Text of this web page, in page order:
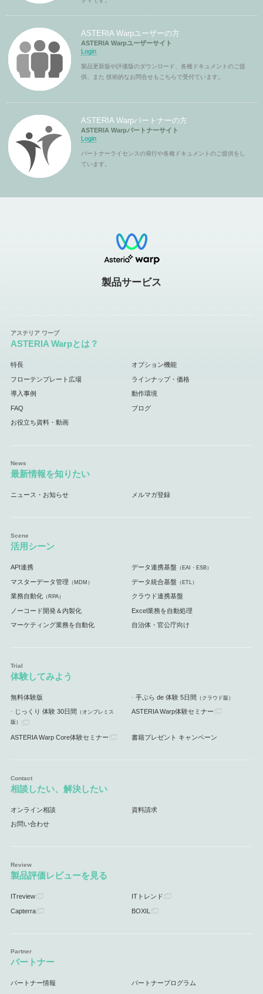
ASTERIA Warpユーザーの方
ASTERIA Warpユーザーサイト
Login
製品更新版や評価版のダウンロード、各種ドキュメントのご提
供、また 技術的なお問合せもこちらで受付ています。
ASTERIA Warpパートナーの方
ASTERIA Warpパートナーサイト
Login
パートナーライセンスの発行や各種ドキュメントのご提供をし
ています。
製品サービス
ASTERIA Warpとは？
特長 オプション機能
フローテンプレート広場 ラインナップ・価格
導入事例 動作環境
FAQ ブログ
お役立ち資料・動画
最新情報を知りたい
ニュース・お知らせ メルマガ登録
活用シーン
API連携 データ連携基盤 （EAI・ESB）
マスターデータ管理 （MDM） データ統合基盤 （ETL）
業務自動化（RPA） クラウド連携基盤
ノーコード開発＆内製化 Excel業務を自動処理
マーケティング業務を自動化 自治体・官公庁向け
体験してみよう
無料体験版 手ぶら de 体験 5日間 （クラウド版）
じっくり 体験 30日間 （オンプレミス
版）
ASTERIA Warp体験セミナー
ASTERIA Warp Core体験セミナー 書籍プレゼント キャンペーン
相談したい、解決したい
オンライン相談 資料請求
お問い合わせ
製品評価レビューを見る
ITreview ITトレンド
Capterra BOXIL
パートナー
パートナー情報 パートナープログラム